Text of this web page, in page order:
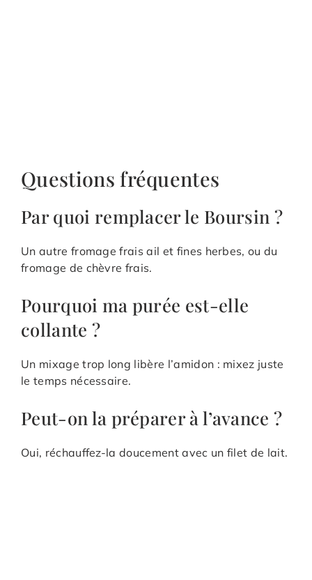
Questions fréquentes
Par quoi remplacer le Boursin ?
Un autre fromage frais ail et fines herbes, ou du
fromage de chèvre frais.
Pourquoi ma purée est-elle
collante ?
Un mixage trop long libère l’amidon : mixez juste
le temps nécessaire.
Peut-on la préparer à l’avance ?
Oui, réchauffez-la doucement avec un filet de lait.